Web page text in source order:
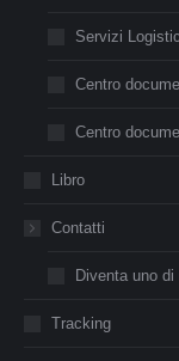
Servizi
Centro
Centro
Libro
Contatti
Diventa uno di
Tracking